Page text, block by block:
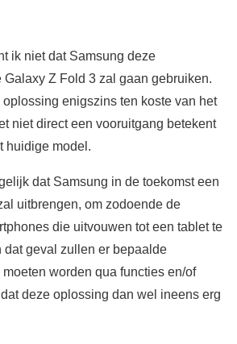
ik niet dat Samsung deze
Z Fold 3 zal gaan gebruiken.
enigszins ten koste van het
niet direct een vooruitgang betekent
huidige model.
dat Samsung in de toekomst een
uitbrengen, om zodoende de
die uitvouwen tot een tablet te
dat geval zullen er bepaalde
worden qua functies en/of
deze oplossing dan wel ineens erg